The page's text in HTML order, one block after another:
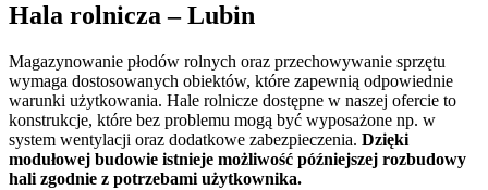
Hala rolnicza – Lubin
Magazynowanie płodów rolnych oraz przechowywanie sprzętu
wymaga dostosowanych obiektów, które zapewnią odpowiednie
warunki użytkowania. Hale rolnicze dostępne w naszej ofercie to
konstrukcje, które bez problemu mogą być wyposażone np. w
system wentylacji oraz dodatkowe zabezpieczenia. Dzięki
modułowej budowie istnieje możliwość późniejszej rozbudowy
hali zgodnie z potrzebami użytkownika.